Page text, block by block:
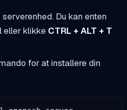
Du kan enten
eller klikke CTRL + ALT + T
for at installere din